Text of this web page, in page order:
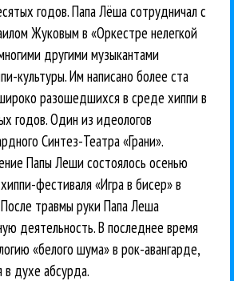
годов. Папа Лёша сотрудничал с
Жуковым в «Оркестре нелегкой
другими музыкантами
культуры. Им написано более ста
разошедшихся в среде хиппи в
годов. Один из идеологов
Синтез-Театра «Грани».
Папы Леши состоялось осенью
фестиваля «Игра в бисер» в
травмы руки Папа Леша
деятельность. В последнее время
«белого шума» в рок-авангарде,
в духе абсурда.